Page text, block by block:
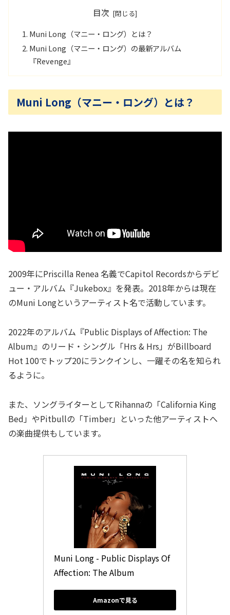
目次
Muni Long（マニー・ロング）とは？
Muni Long（マニー・ロング）の最新アルバム
『Revenge』
Muni Long（マニー・ロング）とは？
2009年にPriscilla Renea 名義でCapitol Recordsからデビ
ュー・アルバム『Jukebox』を発表。2018年からは現在
のMuni Longというアーティスト名で活動しています。
2022年のアルバム『Public Displays of Affection: The
Album』のリード・シングル「Hrs & Hrs」がBillboard
Hot 100でトップ20にランクインし、一躍その名を知られ
るように。
また、ソングライターとしてRihannaの「California King
Bed」やPitbullの「Timber」といった他アーティストへ
の楽曲提供もしています。
Muni Long - Public Displays Of
Affection: The Album
Amazonで見る